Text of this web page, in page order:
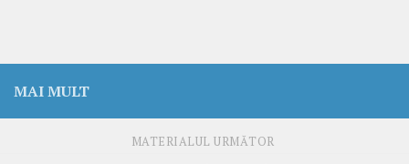
MAI MULT
MATERIALUL URMĂTOR